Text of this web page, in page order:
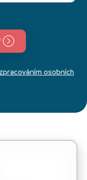
zpracováním osobních